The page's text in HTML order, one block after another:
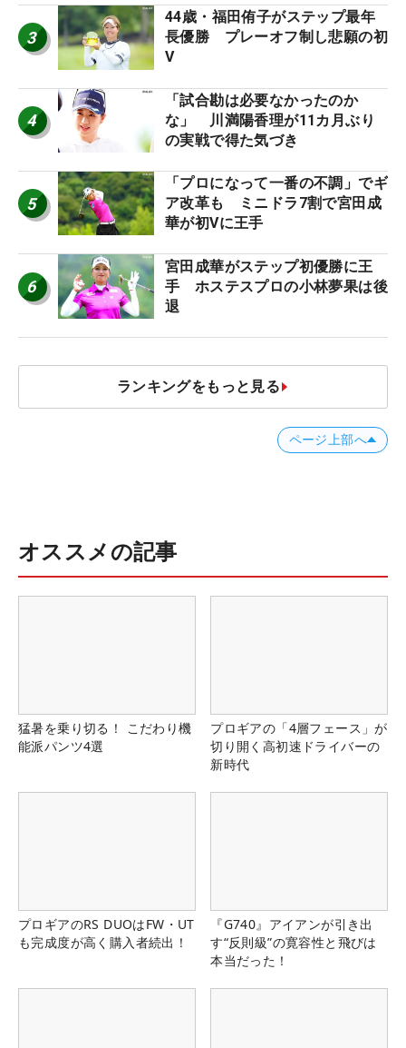
3
44歳・福田侑子がステップ最年
長優勝 プレーオフ制し悲願の初
V
4
「試合勘は必要なかったのか
な」 川満陽香理が11カ月ぶり
の実戦で得た気づき
5
「プロになって一番の不調」でギ
ア改革も ミニドラ7割で宮田成
華が初Vに王手
6
宮田成華がステップ初優勝に王
手 ホステスプロの小林夢果は後
退
ランキングをもっと見る
ページ上部へ
オススメの記事
猛暑を乗り切る！ こだわり機
能派パンツ4選
プロギアの「4層フェース」が
切り開く高初速ドライバーの
新時代
プロギアのRS DUOはFW・UT
も完成度が高く購入者続出！
『G740』アイアンが引き出
す“反則級”の寛容性と飛びは
本当だった！